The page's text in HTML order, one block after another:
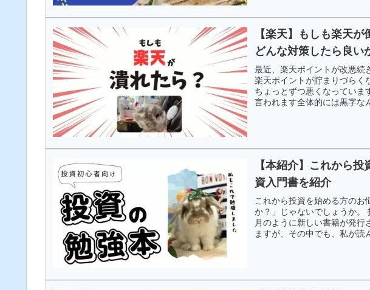
【楽天】もしも楽天が
どんな対策したら良い
最近、楽天ポイントが改悪続
楽天ポイントが貯まりづらく
ちょっとずつ悪くなっていま
言われます全体的には黒字な
【本紹介】これから
資入門書を紹介
これから投資を始める方のお
か？」じゃないでしょうか。
月のように新しい書籍が発行
ますが、その中でも、私が読